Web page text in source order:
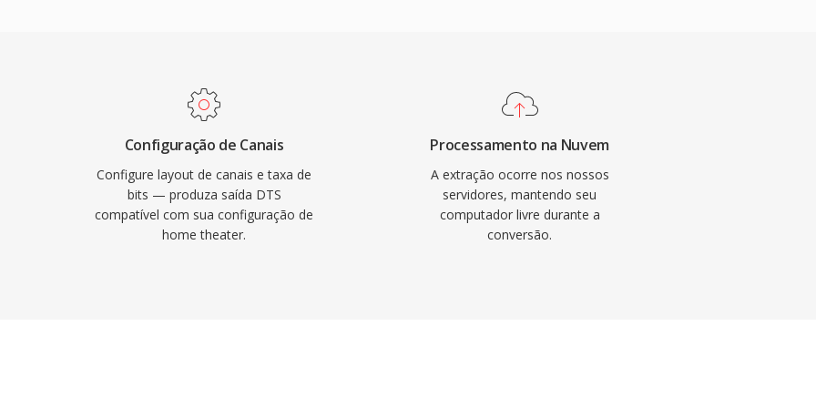
tempo real mais
como receivers AV,
automotivo,
pequenas falhas
com conteúdo de
de alta
do estúdio a
Configuração de Canais
Configure layout de canais e taxa de
bits — produza saída DTS
compatível com sua configuração de
home theater.
Processamento na Nuvem
A extração ocorre nos nossos
servidores, mantendo seu
computador livre durante a
conversão.